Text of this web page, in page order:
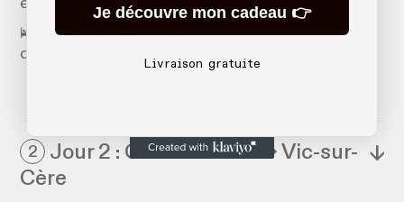
estives l'été.
🛌 :
Gîte de Lafon: 25€ la nuit par personne en
dortoir.
2
Jour 2 : Gîte de Lafon → Vic-sur-
Cère
↓
Je découvre mon cadeau 👉
Livraison gratuite